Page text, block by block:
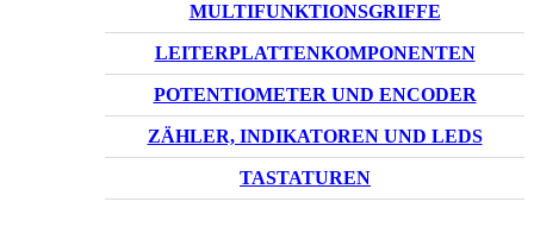
MULTIFUNKTIONSGRIFFE
LEITERPLATTENKOMPONENTEN
POTENTIOMETER UND ENCODER
ZÄHLER, INDIKATOREN UND LEDS
TASTATUREN